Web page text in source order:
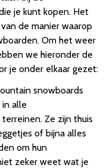
je kunt kopen. Het
de manier waarop
Om het weer
we hieronder de
je onder elkaar gezet:
snowboards
alle
Ze zijn thuis
of bijna alles
om hun
zeker weet wat je